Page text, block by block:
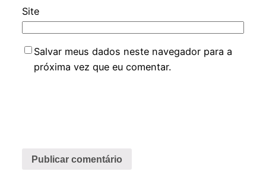
Site
Salvar meus dados neste navegador para a
próxima vez que eu comentar.